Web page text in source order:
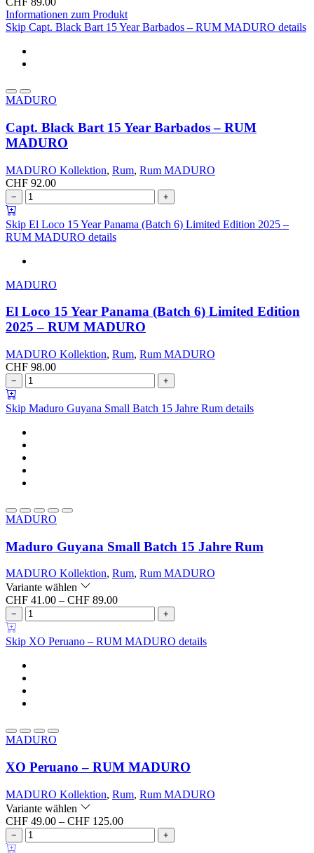
Informationen zum Produkt
Skip Capt. Black Bart 15 Year Barbados – RUM MADURO details
MADURO
Capt. Black Bart 15 Year Barbados – RUM
MADURO
MADURO Kollektion, Rum, Rum MADURO
CHF 92.00
− +
Skip El Loco 15 Year Panama (Batch 6) Limited Edition 2025 –
RUM MADURO details
MADURO
El Loco 15 Year Panama (Batch 6) Limited Edition
2025 – RUM MADURO
MADURO Kollektion, Rum, Rum MADURO
CHF 98.00
− +
Skip Maduro Guyana Small Batch 15 Jahre Rum details
MADURO
Maduro Guyana Small Batch 15 Jahre Rum
MADURO Kollektion, Rum, Rum MADURO
Variante wählen
CHF 41.00 – CHF 89.00
− +
Skip XO Peruano – RUM MADURO details
MADURO
XO Peruano – RUM MADURO
MADURO Kollektion, Rum, Rum MADURO
Variante wählen
CHF 49.00 – CHF 125.00
− +